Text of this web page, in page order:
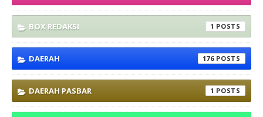
BOX REDAKSI 1
DAERAH 176
DAERAH PASBAR 1